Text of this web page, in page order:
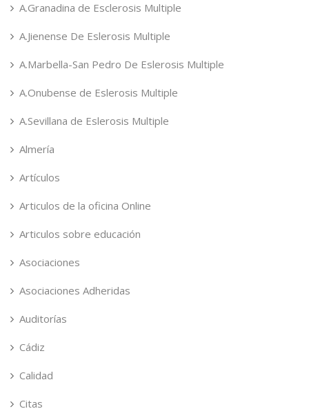
A.Granadina de Esclerosis Multiple
A.Jienense De Eslerosis Multiple
A.Marbella-San Pedro De Eslerosis Multiple
A.Onubense de Eslerosis Multiple
A.Sevillana de Eslerosis Multiple
Almería
Artículos
Articulos de la oficina Online
Articulos sobre educación
Asociaciones
Asociaciones Adheridas
Auditorías
Cádiz
Calidad
Citas